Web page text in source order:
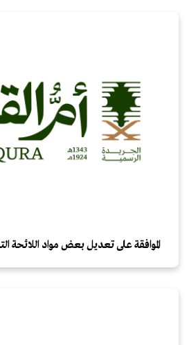
الموافقة على تعديل بعض مواد اللائحة